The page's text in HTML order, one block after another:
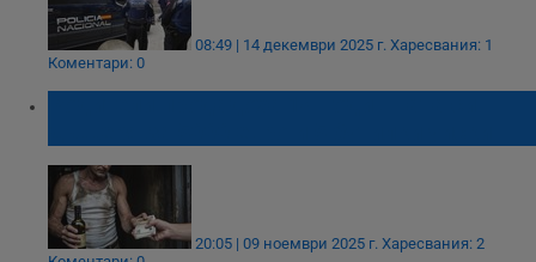
08:49 | 14 декември 2025 г. Харесвания: 1
Коментари: 0
20:05 | 09 ноември 2025 г. Харесвания: 2